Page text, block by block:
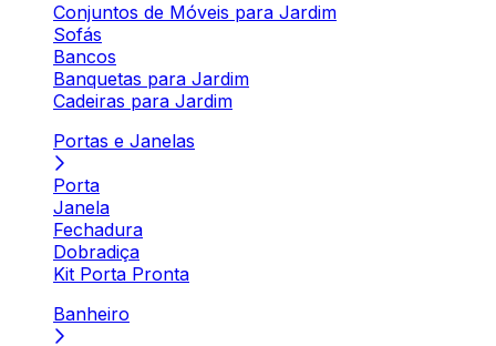
Conjuntos de Móveis para Jardim
Sofás
Bancos
Banquetas para Jardim
Cadeiras para Jardim
Portas e Janelas
Porta
Janela
Fechadura
Dobradiça
Kit Porta Pronta
Banheiro